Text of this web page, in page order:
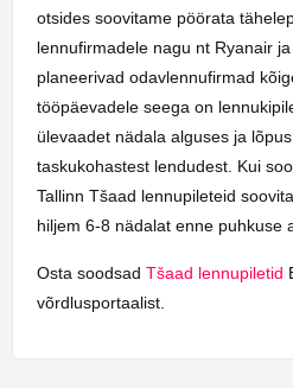
otsides soovitame pöörata
lennufirmadele nagu nt Ryanair
planeerivad odavlennufirmad
tööpäevadele seega on
ülevaadet nädala alguses ja
taskukohastest lendudest. Kui
Tallinn Tšaad lennupileteid
hiljem 6-8 nädalat enne puhkuse
Osta soodsad Tšaad lennupiletid
võrdlusportaalist.